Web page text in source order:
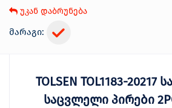
უკან დაბრუნება
მარაგი:
TOLSEN TOL1183-20217
საცვლელი პირები
მოვლა
მცენარეთა
მოვლა